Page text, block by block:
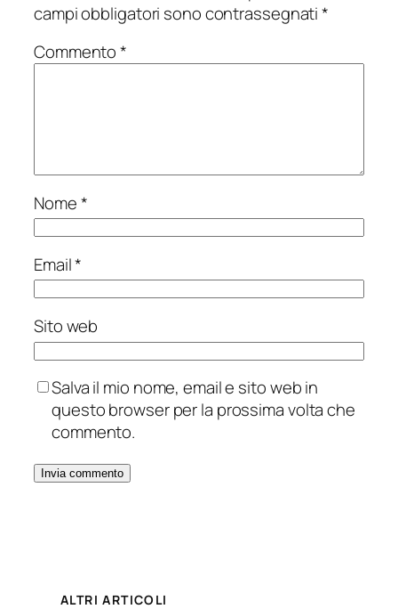
campi obbligatori sono contrassegnati*
Commento*
Nome*
Email*
Sito web
Salva il mio nome, email e sito web in
questo browser per la prossima volta che
commento.
ALTRI ARTICOLI